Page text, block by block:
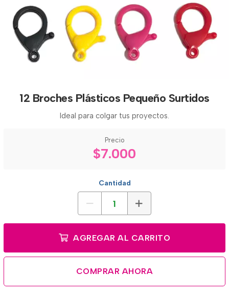
12 Broches Plásticos Pequeño Surtidos
Ideal para colgar tus proyectos.
Precio
$7.000
Cantidad
AGREGAR AL CARRITO
COMPRAR AHORA